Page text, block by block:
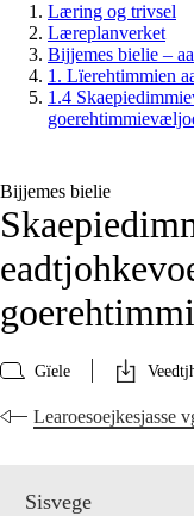
Læring og trivsel
Læreplanverket
Bijjemes bielie –
1. Lïerehtimmien
1.4
Bijjemes bielie
Gïele
Learoesoejkesjasse
Sisvege